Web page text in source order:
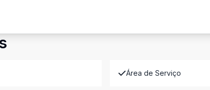
Área de Serviço